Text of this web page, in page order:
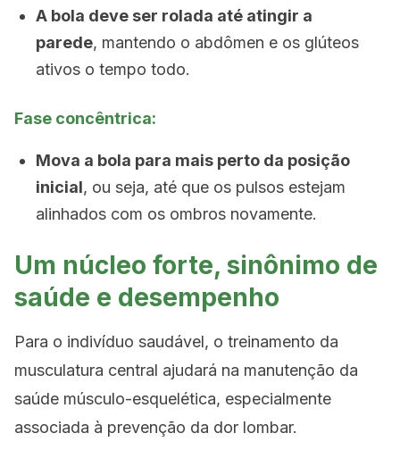
A bola deve ser rolada até atingir a
parede, mantendo o abdômen e os glúteos
ativos o tempo todo.
Fase concêntrica:
Mova a bola para mais perto da posição
inicial, ou seja, até que os pulsos estejam
alinhados com os ombros novamente.
Um núcleo forte, sinônimo de
saúde e desempenho
Para o indivíduo saudável, o treinamento da
musculatura central ajudará na manutenção da
saúde músculo-esquelética, especialmente
associada à prevenção da dor lombar.